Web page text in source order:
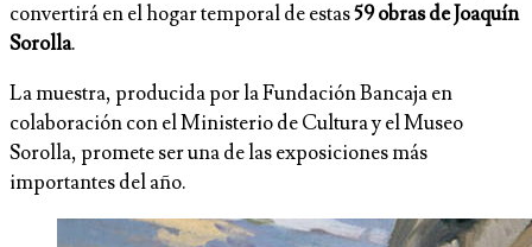
convertirá en el hogar temporal de estas59 obras de Joaquín
Sorolla.
La muestra, producida por la Fundación Bancaja en
colaboración con el Ministerio de Cultura y el Museo
Sorolla, promete ser una de las exposiciones más
importantes del año.